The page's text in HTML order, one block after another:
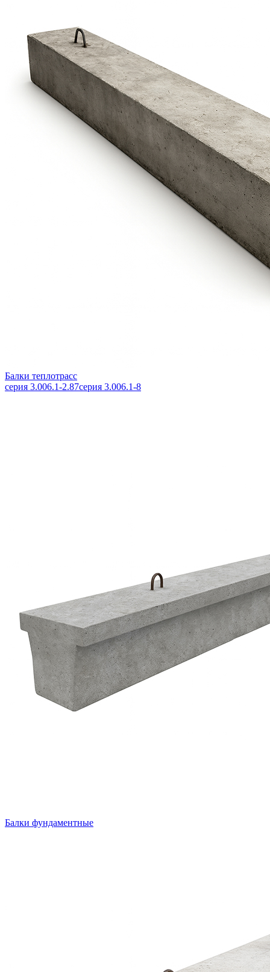
Балки теплотрасс
серия 3.006.1-2.87серия 3.006.1-8
Балки фундаментные